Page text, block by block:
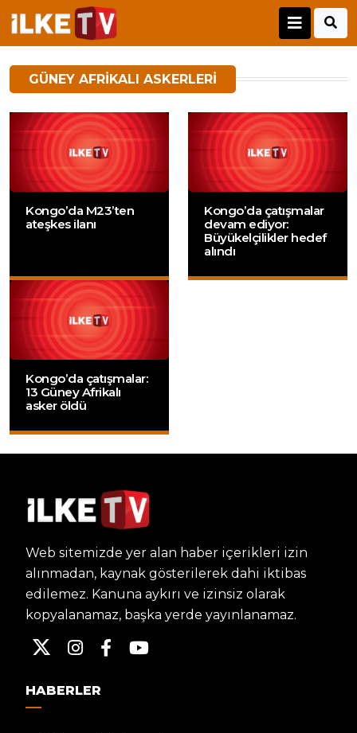
GÜNEY AFRIKALI ASKERLERI
Kongo’da M23’ten
ateşkes ilanı
Kongo’da çatışmalar
devam ediyor:
Büyükelçilikler hedef
alındı
Kongo’da çatışmalar:
13 Güney Afrikalı
asker öldü
Web sitemizde yer alan haber içerikleri izin
alınmadan, kaynak gösterilerek dahi iktibas
edilemez. Kanuna aykırı ve izinsiz olarak
kopyalanamaz, başka yerde yayınlanamaz.
HABERLER